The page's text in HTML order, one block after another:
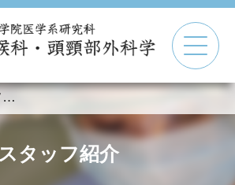
▼
スタッフ紹介
スタッフ紹介